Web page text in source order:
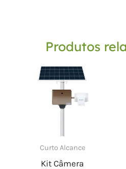
Produtos
Curto Alcance
Kit Câmera